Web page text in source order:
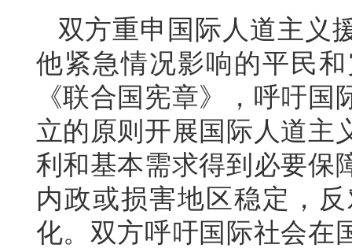
双方重申国际人道主义
他紧急情况影响的平民
《联合国宪章》，呼吁
立的原则开展国际人道主
利和基本需求得到必要保
内政或损害地区稳定，
化。双方呼吁国际社会在